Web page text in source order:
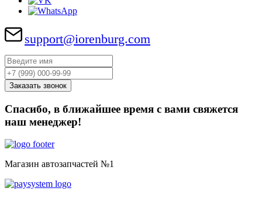
support@iorenburg.com
Спасибо, в ближайшее время с вами свяжется
наш менеджер!
Магазин автозапчастей №1